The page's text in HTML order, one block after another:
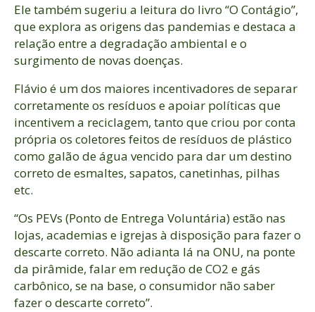
Ele também sugeriu a leitura do livro “O Contágio”,
que explora as origens das pandemias e destaca a
relação entre a degradação ambiental e o
surgimento de novas doenças.
Flávio é um dos maiores incentivadores de separar
corretamente os resíduos e apoiar políticas que
incentivem a reciclagem, tanto que criou por conta
própria os coletores feitos de resíduos de plástico
como galão de água vencido para dar um destino
correto de esmaltes, sapatos, canetinhas, pilhas
etc.
“Os PEVs (Ponto de Entrega Voluntária) estão nas
lojas, academias e igrejas à disposição para fazer o
descarte correto. Não adianta lá na ONU, na ponte
da pirâmide, falar em redução de CO2 e gás
carbônico, se na base, o consumidor não saber
fazer o descarte correto”.